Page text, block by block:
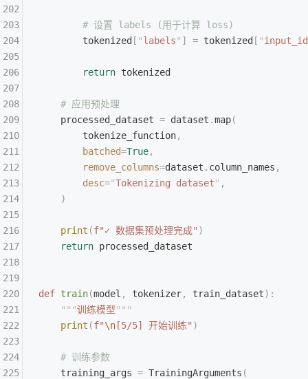
        # 设置 labels (用于计算 loss)
        tokenized
[ "labels" ] = tokenized [ "
        return
tokenized
    # 应用预处理
    processed_dataset
= dataset .map(
        tokenize_function
,
        batched
=True,
        remove_columns
=dataset . column_names ,
        desc
="Tokenizing dataset" ,
    )
    print
(f"✓ 数据集预处理完成" )
    return
processed_dataset
def train(model , tokenizer, train_dataset):
    """
训练模型"""
    print
(f"\n [5/5] 开始训练" )
    # 训练参数
    training_args
= TrainingArguments (